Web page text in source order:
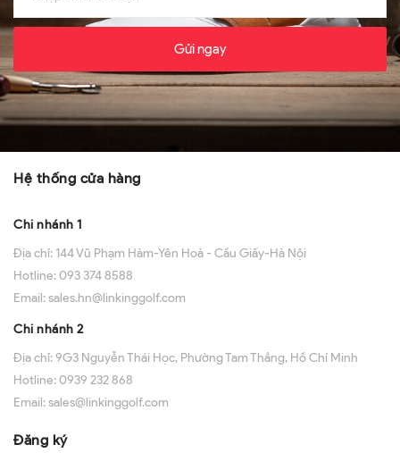
Gửi ngay
Hệ thống cửa hàng
Chi nhánh 1
Địa chỉ: 144 Vũ Phạm Hàm-Yên Hoà - Cầu Giấy-Hà Nội
Hotline:093 374 8588
Email:sales.hn@linkinggolf.com
Chi nhánh 2
Địa chỉ:9G3 Nguyễn Thái Học, Phường Tam Thắng, Hồ Chí Minh
Hotline:0939 232 868
Email:sales@linkinggolf.com
Đăng ký